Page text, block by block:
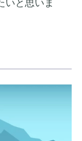
いと思いま